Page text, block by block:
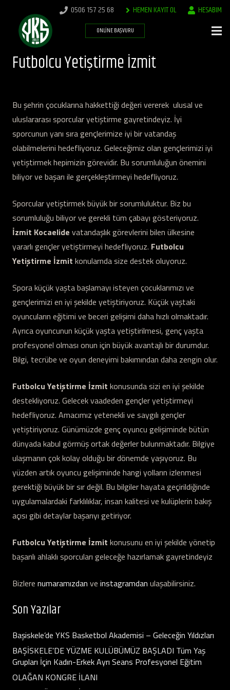
0506 157 25 68 HEMEN KAYIT OL HESABIM
ONLINE BAŞVURU
Futbolcu Yetiştirme İzmit
Bu şehrin çocuklarına hakkettiği değeri vererek ulusal ve
uluslararası sporcular yetiştirme gayretindeyiz. İyi
sporcunun yanı sıra gençlerimize iyi bir vatandaş
olabilmelerini hedefliyoruz. Geleceğimiz olan gençlerimizi iyi
yetiştirmek hepimizin görevidir. Bu sorumluluğun önemini
biliyor ve başarı ile gerçekleştirmeyi hedefliyoruz.
Sporcular yetiştirmek büyük bir sorumluluktur. Biz bu
sorumluluğu biliyor ve gerekli tüm çabayı gösteriyoruz.
İzmit Kocaelide vatandaşlık görevlerini bilen ülkesine
yararlı gençler yetiştirmeyi hedefliyoruz. Futbolcu
Yetiştirme İzmit konularnda size destek oluyoruz.
Spora küçük yaşta başlamayı isteyen çocuklarımızı ve
gençlerimizi en iyi şekilde yetiştiriyoruz. Küçük yaştaki
oyuncuların eğitimi ve beceri gelişimi daha hızlı olmaktadır.
Ayrıca oyuncunun küçük yaşta yetiştirilmesi, genç yaşta
profesyonel olması onun için büyük avantajlı bir durumdur.
Bilgi, tecrübe ve oyun deneyimi bakımından daha zengin olur.
Futbolcu Yetiştirme İzmit konusunda sizi en iyi şekilde
destekliyoruz. Gelecek vaadeden gençler yetiştirmeyi
hedefliyoruz. Amacımız yetenekli ve saygılı gençler
yetiştiriyoruz. Günümüzde genç oyuncu gelişiminde bütün
dünyada kabul görmüş ortak değerler bulunmaktadır. Bilgiye
ulaşmanın çok kolay olduğu bir dönemde yaşıyoruz. Bu
yüzden artık oyuncu gelişiminde hangi yolların izlenmesi
gerektiği büyük bir sır değil. Bu bilgiler hayata geçirildiğinde
uygulamalardaki farklılıklar, insan kalitesi ve kulüplerin bakış
açısı gibi detaylar başarıyı getiriyor.
Futbolcu Yetiştirme İzmit konusunu en iyi şekilde yönetip
başarılı ahlaklı sporcuları geleceğe hazırlamak gayretindeyiz
Bizlere numaramızdan ve instagramdan ulaşabilirsiniz.
Son Yazılar
Başiskele’de YKS Basketbol Akademisi – Geleceğin Yıldızları
BAŞİSKELE’DE YÜZME KULÜBÜMÜZ BAŞLADI Tüm Yaş
Grupları İçin Kadın-Erkek Ayrı Seans Profesyonel Eğitim
OLAĞAN KONGRE İLANI